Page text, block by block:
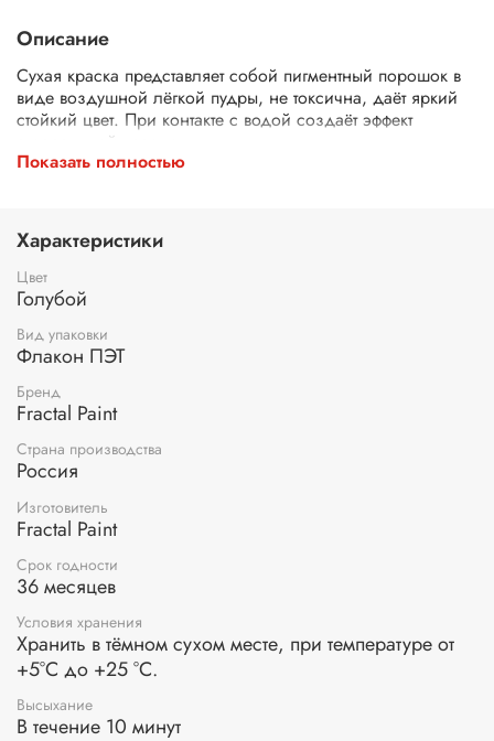
Описание
Сухая краска представляет собой пигментный порошок в
виде воздушной лёгкой пудры, не токсична, даёт яркий
стойкий цвет. При контакте с водой создаёт эффект
акварельной краски.
Сухая краска может применятся для окрашивания
насыщенность цвета: от мягкого пастельного оттенка до
глубокого тёмного цвета. Оттенки сухой краски прекрасно
смешиваются между собой и создают необычные новые
насыщенные цвета. Сухие краски подходят для
использования на картоне, обычной и акварельной
бумаге.
Применение:
Затем нанесите сухую краску на влажную поверхность с
помощью сухой кисти, либо нанесите порошок на сухую
поверхность, после чего смочите водой.
Показать полностью
Характеристики
Цвет
Голубой
Вид упаковки
Флакон ПЭТ
Бренд
Fractal Paint
Страна производства
Россия
Изготовитель
Fractal Paint
Срок годности
36 месяцев
Условия хранения
Хранить в тёмном сухом месте, при температуре от
+5°С до +25 °С.
Высыхание
В течение 10 минут